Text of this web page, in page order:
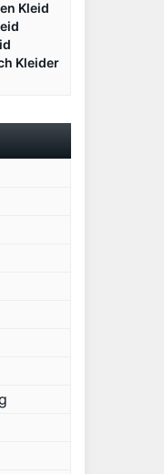
Kleid
Kleider